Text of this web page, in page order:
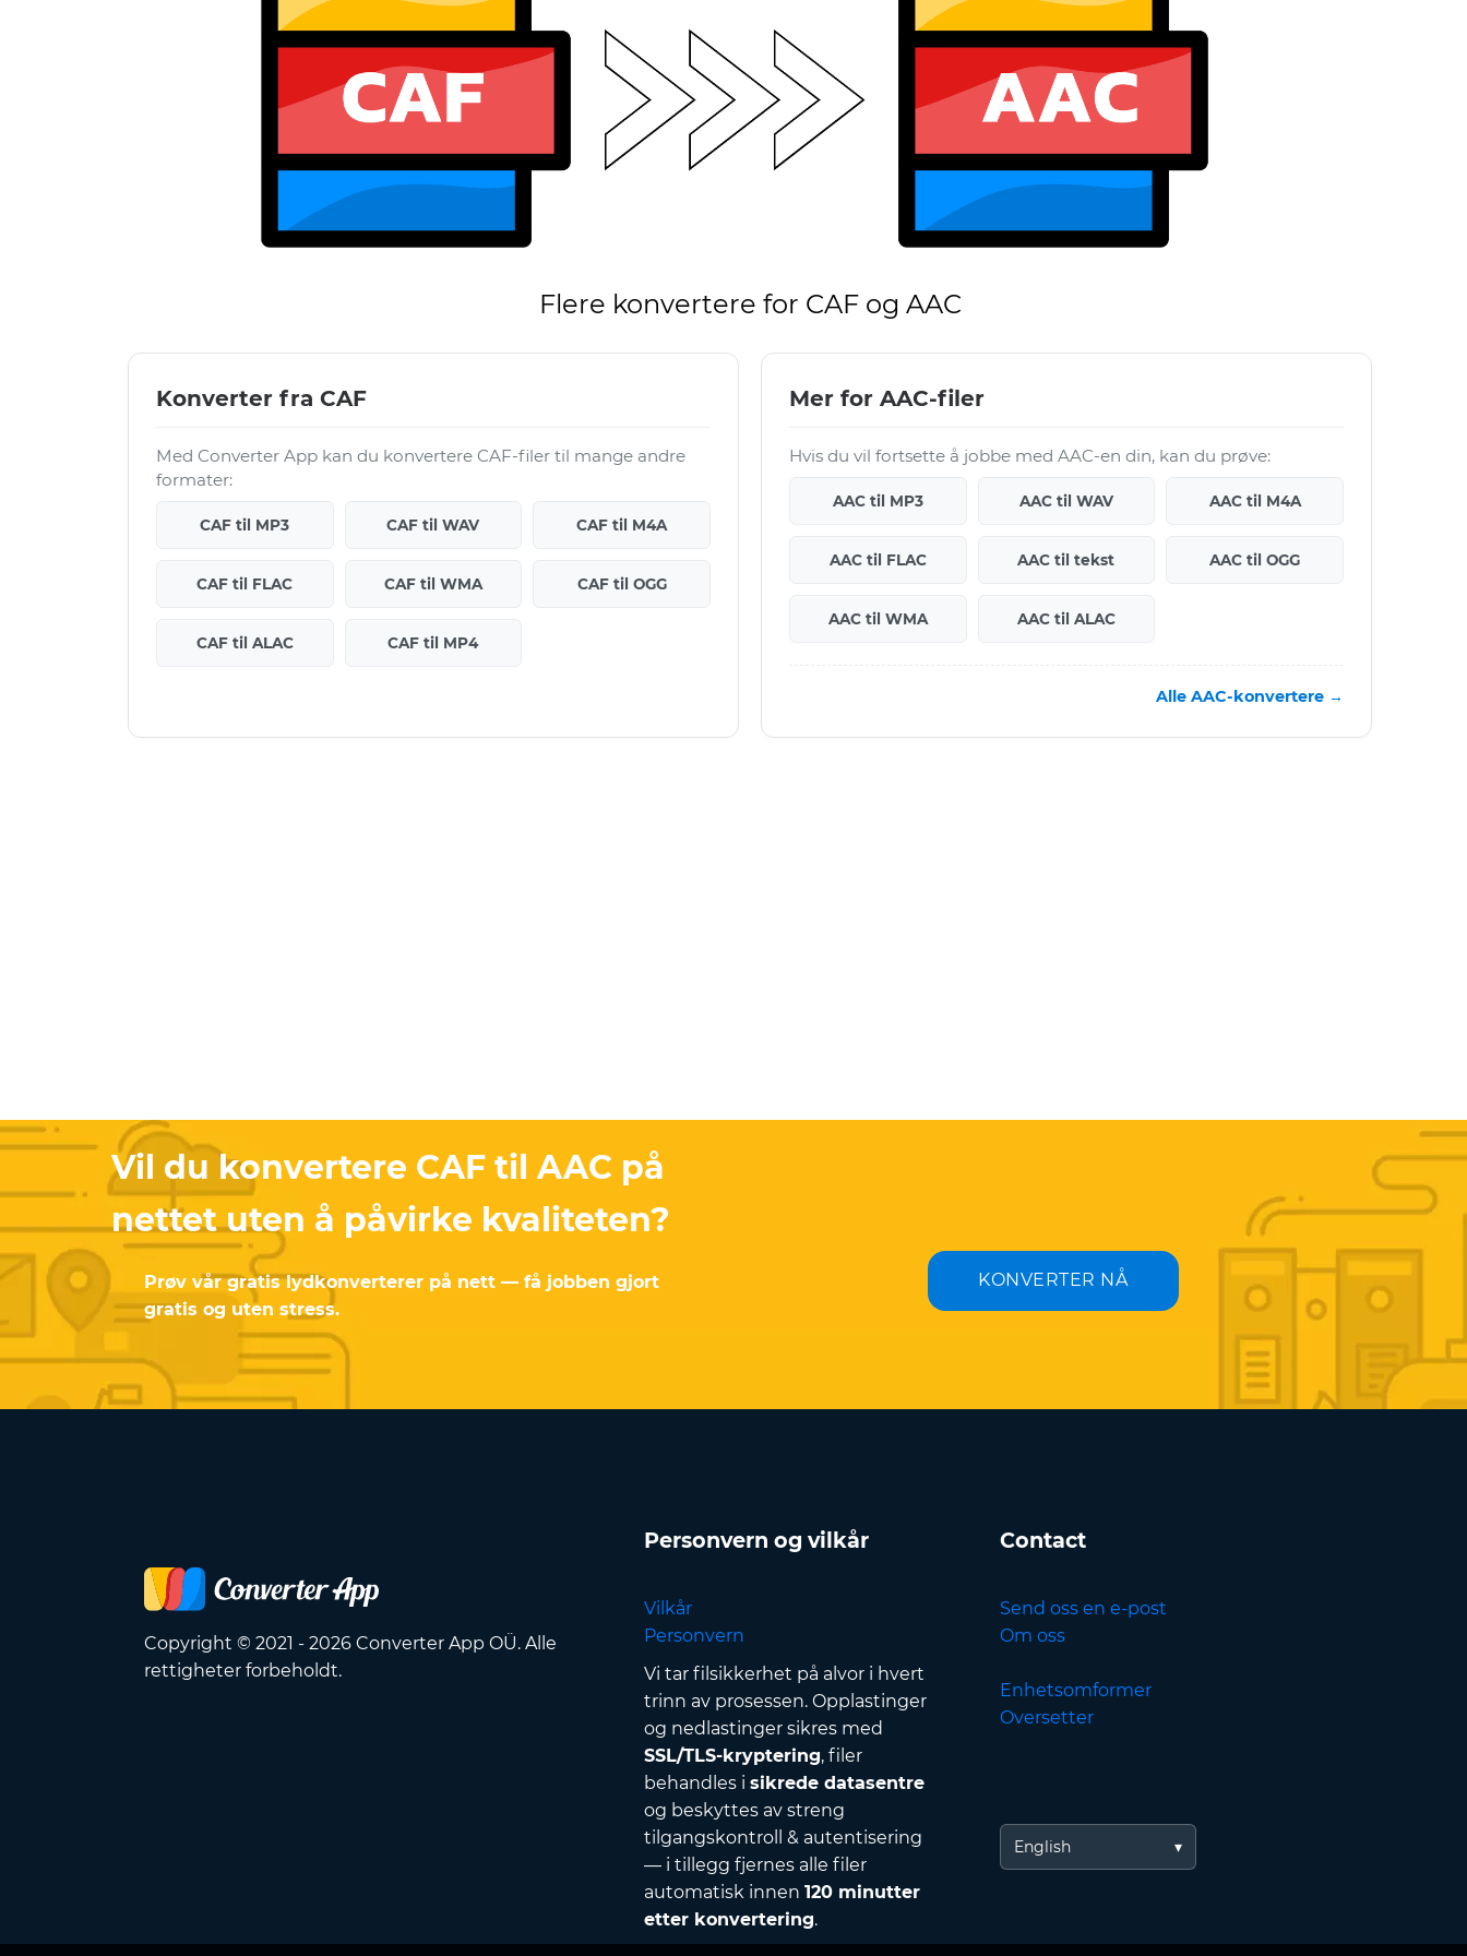
Flere konvertere for CAF og AAC
Konverter fra CAF
Med Converter App kan du konvertere CAF-filer til mange andre
formater:
CAF til MP3 CAF til WAV CAF til M4A
CAF til FLAC CAF til WMA CAF til OGG
CAF til ALAC CAF til MP4
Mer for AAC-filer
Hvis du vil fortsette å jobbe med AAC-en din, kan du prøve:
AAC til MP3 AAC til WAV AAC til M4A
AAC til FLAC AAC til tekst AAC til OGG
AAC til WMA AAC til ALAC
Alle AAC-konvertere →
Vil du konvertere CAF til AAC på
nettet uten å påvirke kvaliteten?
Prøv vår gratis lydkonverterer på nett — få jobben gjort
gratis og uten stress.
KONVERTER NÅ
Copyright © 2021 - 2026 Converter App OÜ. Alle
rettigheter forbeholdt.
Personvern og vilkår
Vilkår
Personvern
Vi tar filsikkerhet på alvor i hvert
trinn av prosessen. Opplastinger
og nedlastinger sikres med
SSL/TLS-kryptering, filer
behandles i sikrede datasentre
og beskyttes av streng
tilgangskontroll & autentisering
— i tillegg fjernes alle filer
automatisk innen 120 minutter
etter konvertering.
Contact
Send oss en e-post
Om oss
Enhetsomformer
Oversetter
English